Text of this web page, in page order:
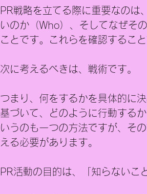
PR戦略を立てる際に重要なのは
いのか（Who）、そしてなぜそ
ことです。これらを確認するこ
次に考えるべきは、戦術です。
つまり、何をするかを具体的に
基づいて、どのように行動する
いうのも一つの方法ですが、そ
える必要があります。
PR活動の目的は、「知らないこ